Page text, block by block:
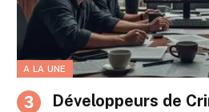
A LA UNE
Développeurs de